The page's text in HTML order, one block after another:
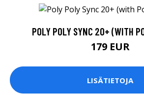
POLY POLY SYNC 20+ (WITH
179 EUR
LISÄTIETOJA